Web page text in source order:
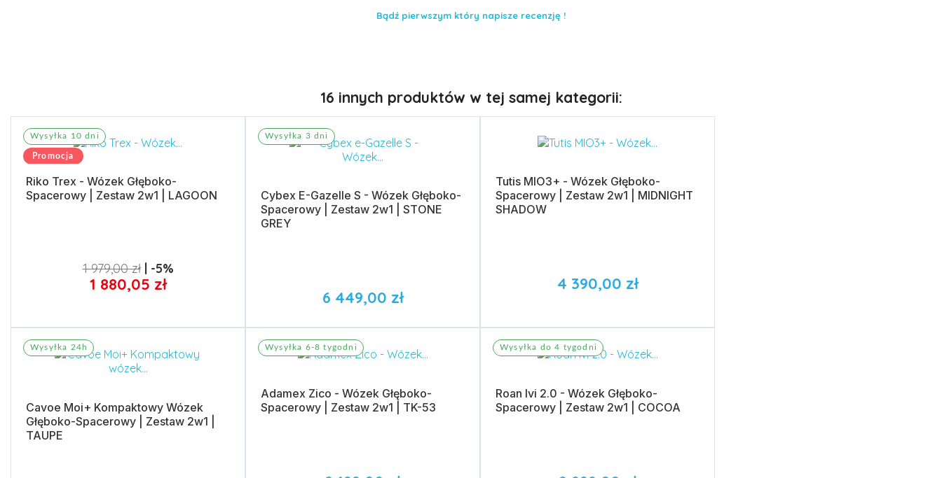
16 innych produktów w tej samej kategorii:
Wysyłka 10 dni
Riko Trex - Wózek Głęboko-
Spacerowy | Zestaw 2w1 | LAGOON
1 979,00 zł -5%
1 880,05 zł
Promocja
Wysyłka 3 dni
Cybex E-Gazelle S - Wózek Głęboko-
Spacerowy | Zestaw 2w1 | STONE
GREY
6 449,00 zł
Tutis MIO3+ - Wózek Głęboko-
Spacerowy | Zestaw 2w1 | MIDNIGHT
SHADOW
4 390,00 zł
Wysyłka 24h
Cavoe Moi+ Kompaktowy Wózek
Głęboko-Spacerowy | Zestaw 2w1 |
TAUPE
Wysyłka 6-8 tygodni
Adamex Zico - Wózek Głęboko-
Spacerowy | Zestaw 2w1 | TK-53
Wysyłka do 4 tygodni
Roan Ivi 2.0 - Wózek Głęboko-
Spacerowy | Zestaw 2w1 | COCOA
Bądź pierwszym który napisze recenzję !